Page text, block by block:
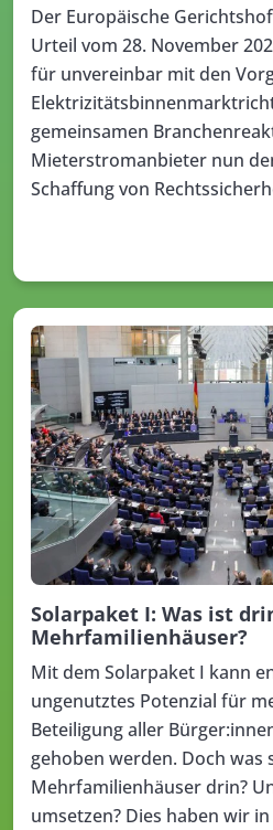
Der Europäische
Urteil vom 28. November
für unvereinbar mit den
gemeinsamen
Mieterstromanbieter nun
Schaffung von
Solarpaket I: Was ist
Mehrfamilienhäuser?
Mit dem Solarpaket I kann
ungenutztes Potenzial für
Beteiligung aller
gehoben werden. Doch was
Mehrfamilienhäuser drin?
umsetzen? Dies haben wir